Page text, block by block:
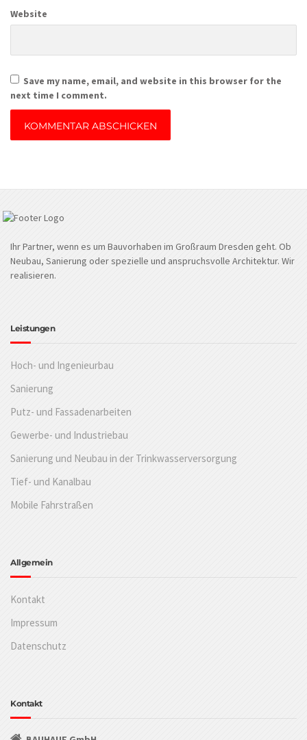
Website
Save my name, email, and website in this browser for the
next time I comment.
Ihr Partner, wenn es um Bauvorhaben im Großraum Dresden geht. Ob
Neubau, Sanierung oder spezielle und anspruchsvolle Architektur. Wir
realisieren.
Leistungen
Hoch- und Ingenieurbau
Sanierung
Putz- und Fassadenarbeiten
Gewerbe- und Industriebau
Sanierung und Neubau in der Trinkwasserversorgung
Tief- und Kanalbau
Mobile Fahrstraßen
Allgemein
Kontakt
Impressum
Datenschutz
Kontakt